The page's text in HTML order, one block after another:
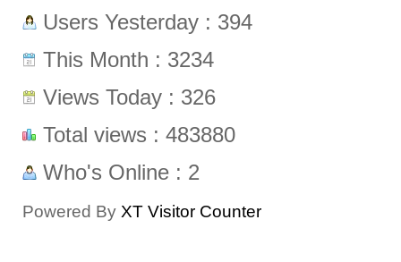
Users Yesterday : 394
This Month : 3234
Views Today : 326
Total views : 483880
Who's Online : 2
Powered By XT Visitor Counter